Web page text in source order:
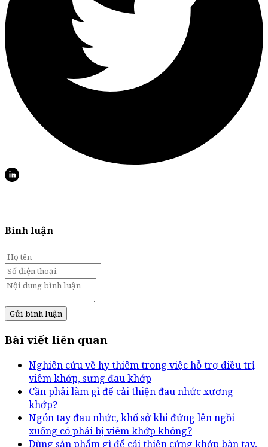
Bình luận
Gửi bình luận
Bài viết liên quan
Nghiên cứu về hy thiêm trong việc hỗ trợ điều trị
viêm khớp, sưng đau khớp
Cần phải làm gì để cải thiện đau nhức xương
khớp?
Ngón tay đau nhức, khổ sở khi đứng lên ngồi
xuống có phải bị viêm khớp không?
Dùng sản phẩm gì để cải thiện cứng khớp bàn tay,